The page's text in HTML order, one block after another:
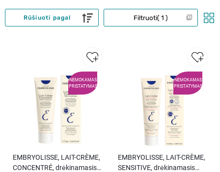
Filtruoti 1
Rūšiuoti pagal
NEMOKAMAS
PRISTATYMAS
EMBRYOLISSE, LAIT-CRÈME,
CONCENTRÉ, drėkinamasis
NEMOKAMAS
PRISTATYMAS
EMBRYOLISSE, LAIT-CRÈME,
SENSITIVE, drėkinamasis